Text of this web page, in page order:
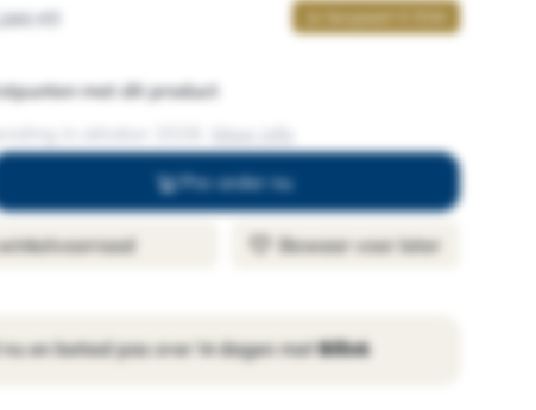
286,49 Je bespaart € 9,54
met dit product
Pre-order nu
Bewaar voor later
nu en betaal pas over 14 dagen met Billink